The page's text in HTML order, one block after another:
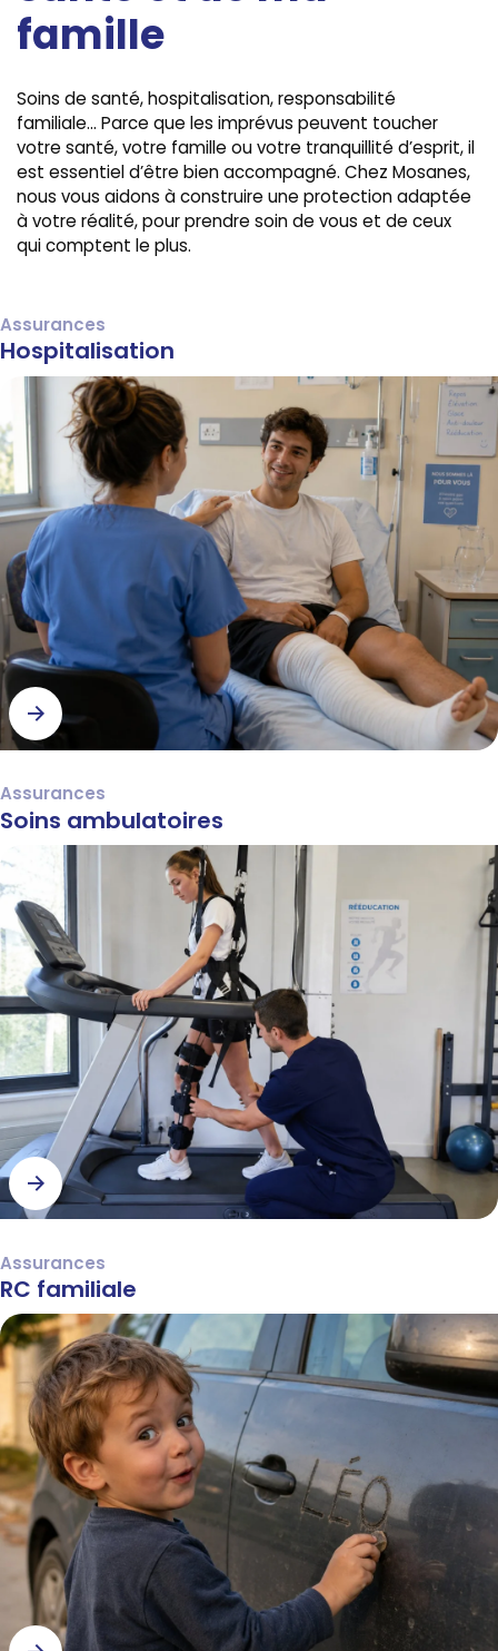
famille
Soins de santé, hospitalisation, responsabilité
familiale… Parce que les imprévus peuvent toucher
votre santé, votre famille ou votre tranquillité d’esprit, il
est essentiel d’être bien accompagné. Chez Mosanes,
nous vous aidons à construire une protection adaptée
à votre réalité, pour prendre soin de vous et de ceux
qui comptent le plus.
Assurances
Hospitalisation
Assurances
Soins ambulatoires
Assurances
RC familiale